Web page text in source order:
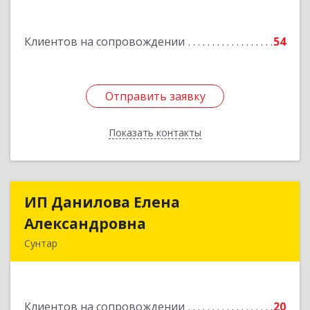
Клиентов на сопровождении 54
Отправить заявку
Показать контакты
Подробнее
Отправить заявку
Назад
ИП Данилова Елена
Александровна
Сунтар
Клиентов на сопровождении 20
ИП Данилова Елена